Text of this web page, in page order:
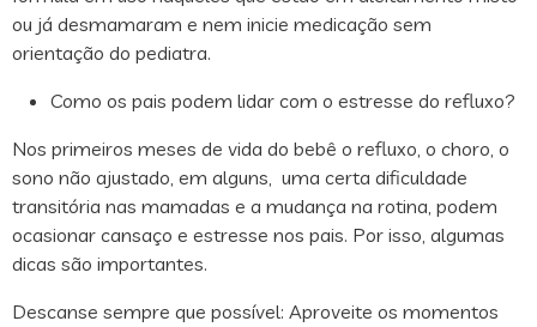
ou já desmamaram e nem inicie medicação sem
orientação do pediatra.
Como os pais podem lidar com o estresse do refluxo?
Nos primeiros meses de vida do bebê o refluxo, o choro, o
sono não ajustado, em alguns, uma certa dificuldade
transitória nas mamadas e a mudança na rotina, podem
ocasionar cansaço e estresse nos pais. Por isso, algumas
dicas são importantes.
Descanse sempre que possível: Aproveite os momentos